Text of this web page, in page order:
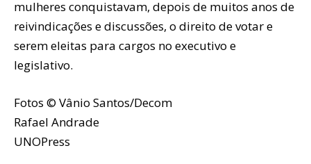
mulheres conquistavam, depois de muitos anos de
reivindicações e discussões, o direito de votar e
serem eleitas para cargos no executivo e
legislativo.
Fotos © Vânio Santos/Decom
Rafael Andrade
UNOPress